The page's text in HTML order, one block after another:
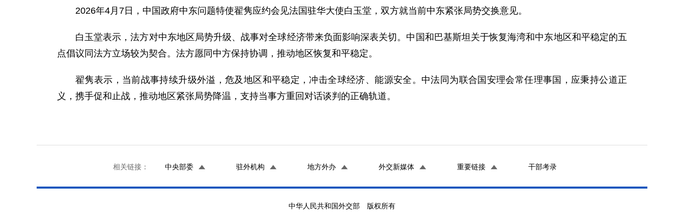
2026年4月7日，中国政府中东问题特使翟隽应约会见法国驻华大使白玉堂，双方就当前中东紧张局势交换意见。
白玉堂表示，法方对中东地区局势升级、战事对全球经济带来负面影响深表关切。中国和巴基斯坦关于恢复海湾和中东地区和平稳定的五
点倡议同法方立场较为契合。法方愿同中方保持协调，推动地区恢复和平稳定。
翟隽表示，当前战事持续升级外溢，危及地区和平稳定，冲击全球经济、能源安全。中法同为联合国安理会常任理事国，应秉持公道正
义，携手促和止战，推动地区紧张局势降温，支持当事方重回对话谈判的正确轨道。
相关链接： 中央部委 驻外机构 地方外办 外交新媒体 重要链接 干部考录
中华人民共和国外交部 版权所有